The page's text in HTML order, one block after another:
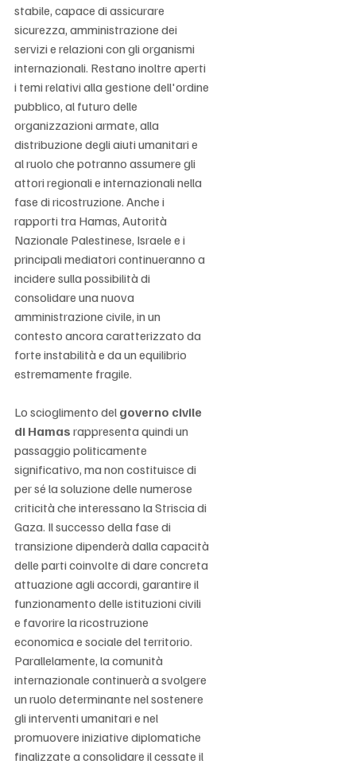
stabile, capace di assicurare
sicurezza, amministrazione dei
servizi e relazioni con gli organismi
internazionali. Restano inoltre aperti
i temi relativi alla gestione dell'ordine
pubblico, al futuro delle
organizzazioni armate, alla
distribuzione degli aiuti umanitari e
al ruolo che potranno assumere gli
attori regionali e internazionali nella
fase di ricostruzione. Anche i
rapporti tra Hamas, Autorità
Nazionale Palestinese, Israele e i
principali mediatori continueranno a
incidere sulla possibilità di
consolidare una nuova
amministrazione civile, in un
contesto ancora caratterizzato da
forte instabilità e da un equilibrio
estremamente fragile.
Lo scioglimento del governo civile
di Hamas rappresenta quindi un
passaggio politicamente
significativo, ma non costituisce di
per sé la soluzione delle numerose
criticità che interessano la Striscia di
Gaza. Il successo della fase di
transizione dipenderà dalla capacità
delle parti coinvolte di dare concreta
attuazione agli accordi, garantire il
funzionamento delle istituzioni civili
e favorire la ricostruzione
economica e sociale del territorio.
Parallelamente, la comunità
internazionale continuerà a svolgere
un ruolo determinante nel sostenere
gli interventi umanitari e nel
promuovere iniziative diplomatiche
finalizzate a consolidare il cessate il